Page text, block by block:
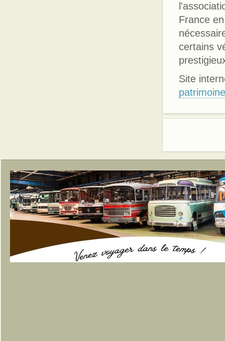
France
certains
Site